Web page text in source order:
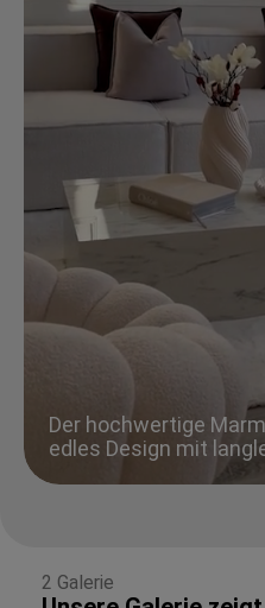
Der hochwertige
edles Design mit
2 Galerie